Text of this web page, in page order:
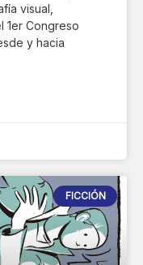
visual,
1er Congreso
y hacia
FICCIÓN